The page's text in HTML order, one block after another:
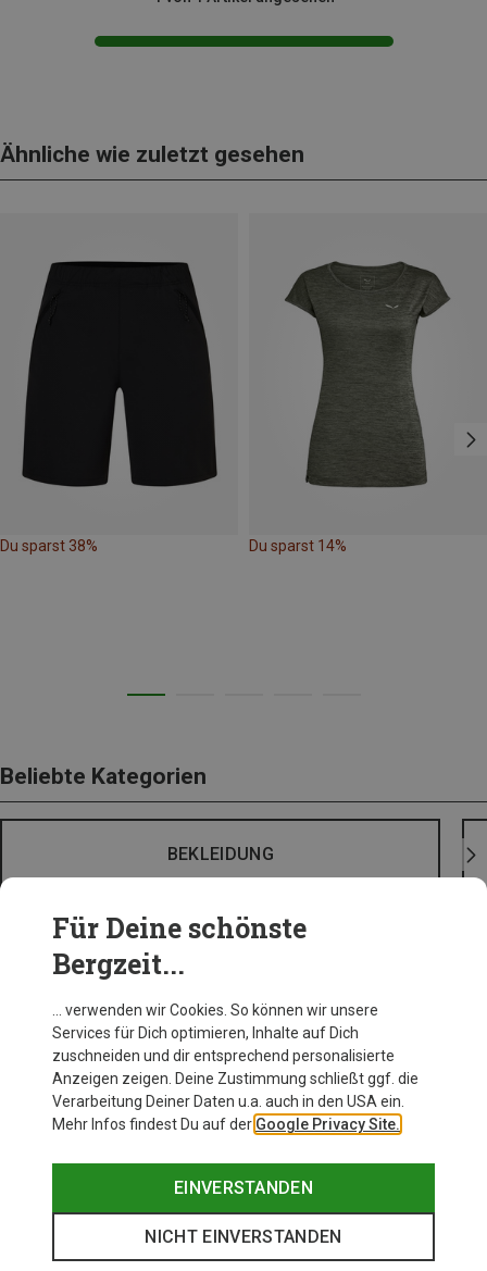
Ähnliche wie zuletzt gesehen
Du sparst 38% Du sparst 14%
Beliebte Kategorien
BEKLEIDUNG
Für Deine schönste
Bergzeit...
… verwenden wir Cookies. So können wir unsere
Services für Dich optimieren, Inhalte auf Dich
zuschneiden und dir entsprechend personalisierte
Anzeigen zeigen. Deine Zustimmung schließt ggf. die
Verarbeitung Deiner Daten u.a. auch in den USA ein.
Mehr Infos findest Du auf der Google Privacy Site.
EINVERSTANDEN
NICHT EINVERSTANDEN